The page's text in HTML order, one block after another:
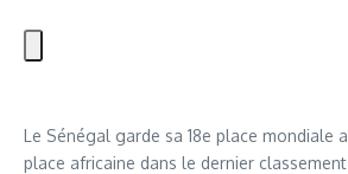
Le Sénégal garde sa 18e place mondiale
place africaine dans le dernier